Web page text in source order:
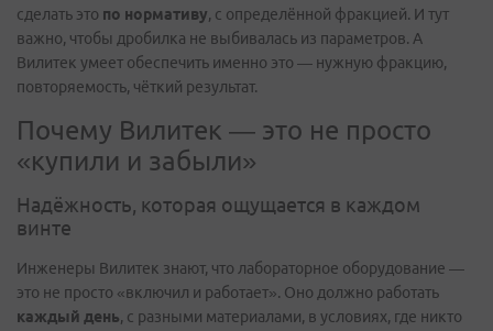
сделать это по нормативу, с определённой фракцией. И тут
важно, чтобы дробилка не выбивалась из параметров. А
Вилитек умеет обеспечить именно это — нужную фракцию,
повторяемость, чёткий результат.
Почему Вилитек — это не просто
«купили и забыли»
Надёжность, которая ощущается в каждом
винте
Инженеры Вилитек знают, что лабораторное оборудование —
это не просто «включил и работает». Оно должно работать
каждый день, с разными материалами, в условиях, где никто